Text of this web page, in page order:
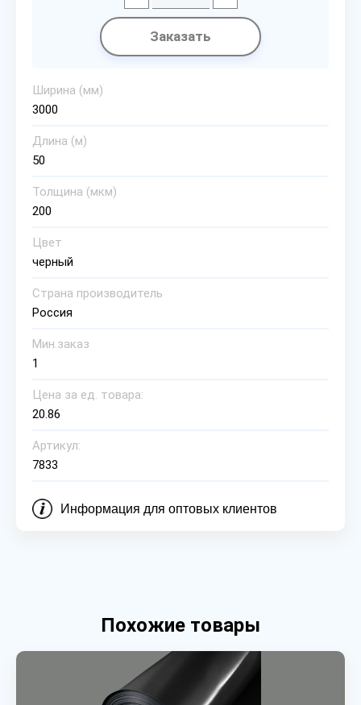
Заказать
Ширина (мм)
3000
Длина (м)
50
Толщина (мкм)
200
Цвет
черный
Страна производитель
Россия
Мин.заказ
1
Цена за ед. товара:
20.86
Артикул:
7833
Информация для оптовых клиентов
Похожие товары